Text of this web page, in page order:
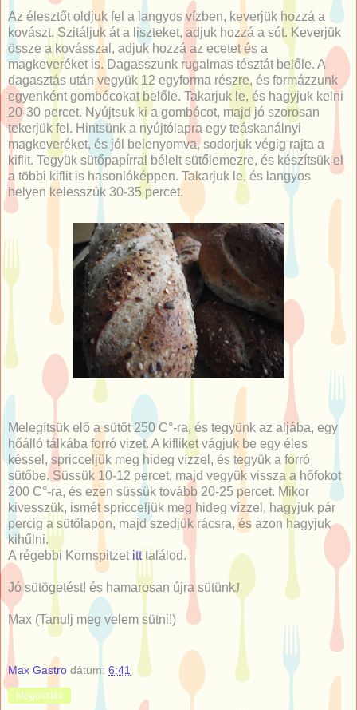
Az élesztőt oldjuk fel a langyos vízben, keverjük hozzá a
kovászt. Szitáljuk át a liszteket, adjuk hozzá a sót. Keverjük
össze a kovásszal, adjuk hozzá az ecetet és a
magkeveréket is. Dagasszunk rugalmas tésztát belőle. A
dagasztás után vegyük 12 egyforma részre, és formázzunk
egyenként gombócokat belőle. Takarjuk le, és hagyjuk kelni
20-30 percet. Nyújtsuk ki a gombócot, majd jó szorosan
tekerjük fel. Hintsünk a nyújtólapra egy teáskanálnyi
magkeveréket, és jól belenyomva, sodorjuk végig rajta a
kiflit. Tegyük sütőpapírral bélelt sütőlemezre, és készítsük el
a többi kiflit is hasonlóképpen. Takarjuk le, és langyos
helyen kelesszük 30-35 percet.
Melegítsük elő a sütőt 250 C°-ra, és tegyünk az aljába, egy
hőálló tálkába forró vizet. A kifliket vágjuk be egy éles
késsel, spricceljük meg hideg vízzel, és tegyük a forró
sütőbe. Süssük 10-12 percet, majd vegyük vissza a hőfokot
200 C°-ra, és ezen süssük tovább 20-25 percet. Mikor
kivesszük, ismét spricceljük meg hideg vízzel, hagyjuk pár
percig a sütőlapon, majd szedjük rácsra, és azon hagyjuk
kihűlni.
A régebbi Kornspitzet itttalálod.
Jó sütögetést! és hamarosan újra sütünkJ
Max (Tanulj meg velem sütni!)
Max Gastro dátum: 6:41
Megosztás